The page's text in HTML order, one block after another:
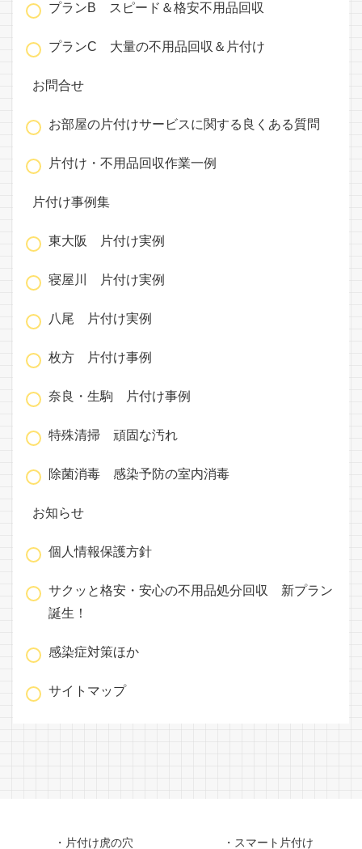
プランB スピード＆格安不用品回収
プランC 大量の不用品回収＆片付け
お問合せ
お部屋の片付けサービスに関する良くある質問
片付け・不用品回収作業一例
片付け事例集
東大阪 片付け実例
寝屋川 片付け実例
八尾 片付け実例
枚方 片付け事例
奈良・生駒 片付け事例
特殊清掃 頑固な汚れ
除菌消毒 感染予防の室内消毒
お知らせ
個人情報保護方針
サクッと格安・安心の不用品処分回収 新プラン
誕生！
感染症対策ほか
サイトマップ
・片付け虎の穴 ・スマート片付け